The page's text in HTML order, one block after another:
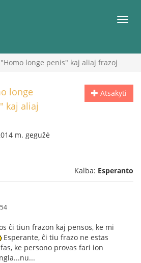
"Homo longe penis" kaj aliaj frazoj
Atsakyti
longe
kaj aliaj
m. gegužė
Kalba: Esperanto
ĉi tiun frazon kaj pensos, ke mi
Esperante, ĉi tiu frazo ne estas
ke persono provas fari ion